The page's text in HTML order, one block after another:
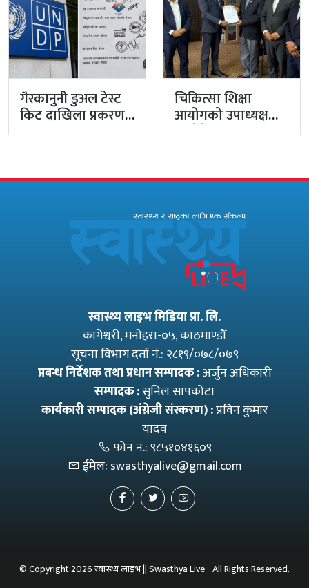
गैरकानुनी डुअल टेस्ट
किट दाखिला प्रकरण:
‘कम्युनिटीका
चिकित्सा शिक्षा
आयोगको उपाध्यक्षमा
डा. देवेन्द्र खत्री नियुक्त
स्वास्थ्य लाइभ मिडिया प्रा. लि.
कागेश्वरी, मनाेहरा-०५, काठमाण्डौँ
सूचना विभाग दर्ता नं.: २८१९/०७८/०७९
प्रबन्ध निर्देशक तथा प्रधान सम्पादक :अर्जुन अधिकारी
सम्पादक :सुनिल सापकोटा
कार्यकारी सम्पादक (अंग्रेजी संस्करण) :प्रविन कुमार
यादव
फोन नं.:९८५१०४१६०९
ईमेल: swasthyalive@gmail.com
© Copyright 2026 स्वास्थ्य लाइभ || Swasthya Live - All Rights Reserved.